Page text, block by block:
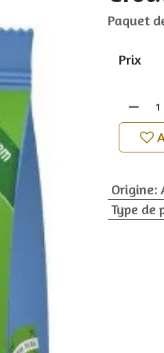
Paquet
Prix
Origine:
Type de